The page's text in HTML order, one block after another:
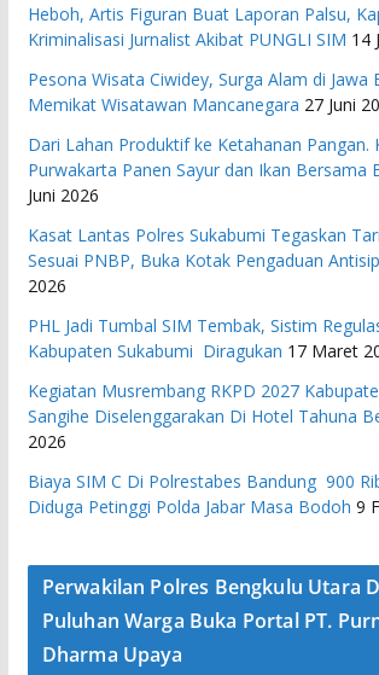
Heboh, Artis Figuran Buat Laporan Palsu,
Kriminalisasi Jurnalist Akibat PUNGLI SIM 14
Pesona Wisata Ciwidey, Surga Alam di Jawa
Memikat Wisatawan Mancanegara 27 Juni
Dari Lahan Produktif ke Ketahanan Pangan.
Purwakarta Panen Sayur dan Ikan Bersama
Juni 2026
Kasat Lantas Polres Sukabumi Tegaskan
Sesuai PNBP, Buka Kotak Pengaduan
2026
PHL Jadi Tumbal SIM Tembak, Sistim
Kabupaten Sukabumi Diragukan 17 Maret
Kegiatan Musrembang RKPD 2027
Sangihe Diselenggarakan Di Hotel Tahuna
2026
Biaya SIM C Di Polrestabes Bandung 900
Diduga Petinggi Polda Jabar Masa Bodoh 9
Perwakilan Polres Bengkulu Utara
Puluhan Warga Buka Portal PT.
Dharma Upaya